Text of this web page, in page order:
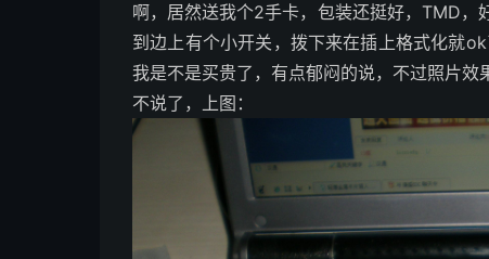
啊，居然送我个2手卡，包装还挺好，TMD，
到边上有个小开关，拨下来在插上格式化就
我是不是买贵了，有点郁闷的说，不过照片效
不说了，上图：